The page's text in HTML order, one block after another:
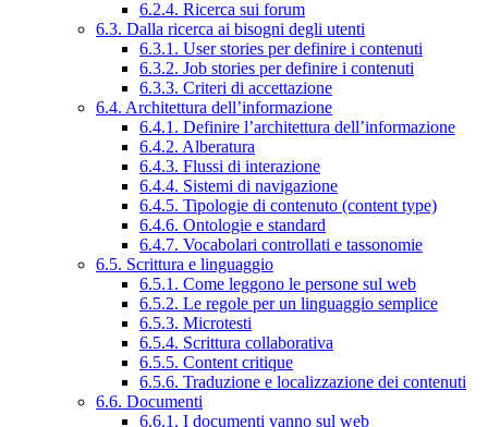
6.2.4. Ricerca sui forum
6.3. Dalla ricerca ai bisogni degli utenti
6.3.1. User stories per definire i contenuti
6.3.2. Job stories per definire i contenuti
6.3.3. Criteri di accettazione
6.4. Architettura dell’informazione
6.4.1. Definire l’architettura dell’informazione
6.4.2. Alberatura
6.4.3. Flussi di interazione
6.4.4. Sistemi di navigazione
6.4.5. Tipologie di contenuto (content type)
6.4.6. Ontologie e standard
6.4.7. Vocabolari controllati e tassonomie
6.5. Scrittura e linguaggio
6.5.1. Come leggono le persone sul web
6.5.2. Le regole per un linguaggio semplice
6.5.3. Microtesti
6.5.4. Scrittura collaborativa
6.5.5. Content critique
6.5.6. Traduzione e localizzazione dei contenuti
6.6. Documenti
6.6.1. I documenti vanno sul web